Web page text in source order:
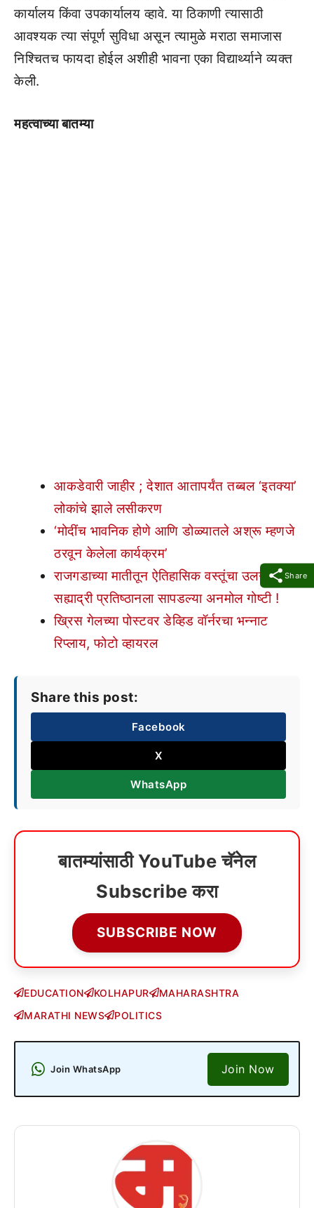
Share
कार्यालय किंवा उपकार्यालय व्हावे. या ठिकाणी त्यासाठी
आवश्यक त्या संपूर्ण सुविधा असून त्यामुळे मराठा समाजास
निश्चितच फायदा होईल अशीही भावना एका विद्यार्थ्याने व्यक्त
केली.
महत्वाच्या बातम्या
आकडेवारी जाहीर ; देशात आतापर्यंत तब्बल ‘इतक्या’
लोकांचे झाले लसीकरण
‘मोदींच भावनिक होणे आणि डोळ्यातले अश्रू म्हणजे
ठरवून केलेला कार्यक्रम’
राजगडाच्या मातीतून ऐतिहासिक वस्तूंचा उलगडा;
सह्याद्री प्रतिष्ठानला सापडल्या अनमोल गोष्टी !
ख्रिस गेलच्या पोस्टवर डेव्हिड वॉर्नरचा भन्नाट
रिप्लाय, फोटो व्हायरल
Share this post:
Facebook
X
WhatsApp
बातम्यांसाठी YouTube चॅनेल
Subscribe करा
SUBSCRIBE NOW
EDUCATION KOLHAPUR
MAHARASHTRA
MARATHI NEWS
POLITICS
Join WhatsApp Join Now